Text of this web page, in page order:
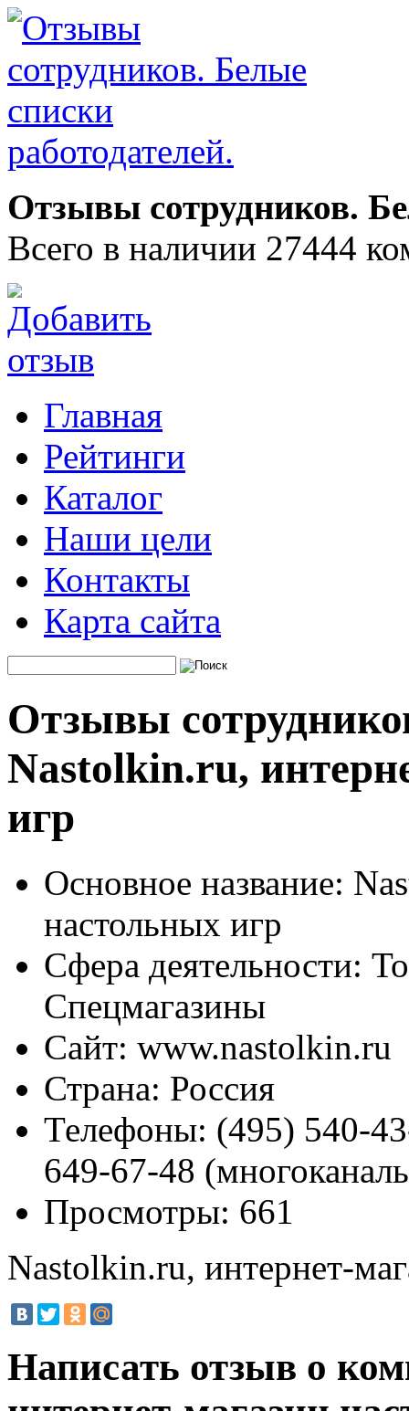
Отзывы сотрудников.
Всего в наличии 27444
Главная
Рейтинги
Каталог
Наши цели
Контакты
Карта сайта
Отзывы
Nastolkin.ru,
игр
Основное название:
настольных игр
Сфера деятельности:
Спецмагазины
Сайт: www.nastolkin.ru
Страна: Россия
Телефоны: (495) 540-
649-67-48
Просмотры: 661
Nastolkin.ru, интернет-
Написать отзыв о